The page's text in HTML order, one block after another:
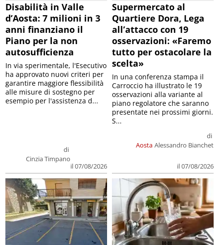
Disabilità in Valle
d’Aosta: 7 milioni in 3
anni finanziano il
Piano per la non
autosufficienza
di
Cinzia Timpano
il 07/08/2026
In via sperimentale, l'Esecutivo
ha approvato nuovi criteri per
garantire maggiore flessibilità
alle misure di sostegno per
esempio per l'assistenza d...
Supermercato al
Quartiere Dora, Lega
all’attacco con 19
osservazioni: «Faremo
tutto per ostacolare la
scelta»
Aosta
di
Alessandro Bianchet
il 07/08/2026
In una conferenza stampa il
Carroccio ha illustrato le 19
osservazioni alla variante al
piano regolatore che saranno
presentate nei prossimi giorni.
S...